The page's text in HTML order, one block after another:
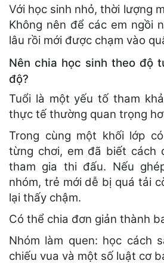
Với học sinh nhỏ, thời lượng
Không nên để các em ngồi
lâu rồi mới được chạm vào
Nên chia học sinh theo độ
độ?
Tuổi là một yếu tố tham
thực tế thường quan trọng
Trong cùng một khối lớp
từng chơi, em đã biết cách
tham gia thi đấu. Nếu
nhóm, trẻ mới dễ bị quá tải
lại thấy chậm.
Có thể chia đơn giản thành
Nhóm làm quen: học cách
chiếu vua và một số luật cơ